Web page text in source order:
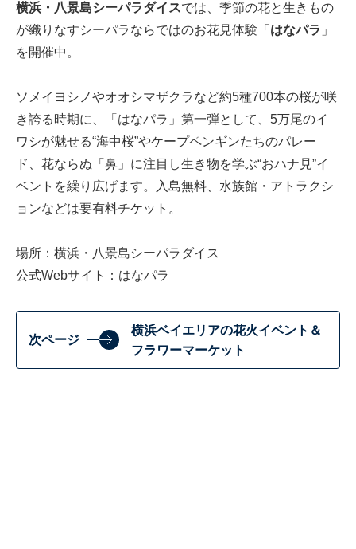
横浜・八景島シーパラダイスでは、季節の花と生きもの
が織りなすシーパラならではのお花見体験「 はなパラ 」
を開催中。
ソメイヨシノやオオシマザクラなど約5種700本の桜が咲
き誇る時期に、「はなパラ」第一弾として、5万尾のイ
ワシが魅せる“海中桜”やケープペンギンたちのパレー
ド、花ならぬ「鼻」に注目し生き物を学ぶ“おハナ見”イ
ベントを繰り広げます。入島無料、水族館・アトラクシ
ョンなどは要有料チケット。
場所：横浜・八景島シーパラダイス
公式Webサイト： はなパラ
次ページ
横浜ベイエリアの花火イベント＆
フラワーマーケット